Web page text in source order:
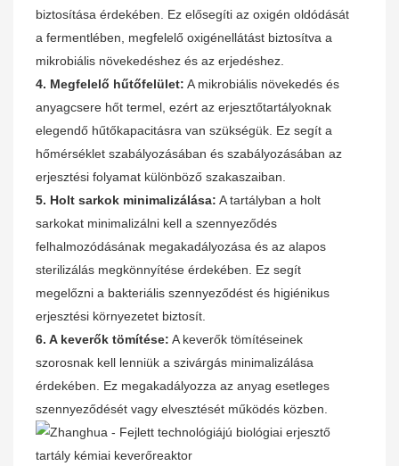
biztosítása érdekében. Ez elősegíti az oxigén oldódását
a fermentlében, megfelelő oxigénellátást biztosítva a
mikrobiális növekedéshez és az erjedéshez.
4. Megfelelő hűtőfelület: A mikrobiális növekedés és
anyagcsere hőt termel, ezért az erjesztőtartályoknak
elegendő hűtőkapacitásra van szükségük. Ez segít a
hőmérséklet szabályozásában és szabályozásában az
erjesztési folyamat különböző szakaszaiban.
5. Holt sarkok minimalizálása: A tartályban a holt
sarkokat minimalizálni kell a szennyeződés
felhalmozódásának megakadályozása és az alapos
sterilizálás megkönnyítése érdekében. Ez segít
megelőzni a bakteriális szennyeződést és higiénikus
erjesztési környezetet biztosít.
6. A keverők tömítése: A keverők tömítéseinek
szorosnak kell lenniük a szivárgás minimalizálása
érdekében. Ez megakadályozza az anyag esetleges
szennyeződését vagy elvesztését működés közben.